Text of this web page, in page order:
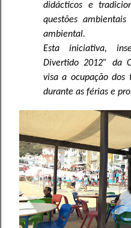
didácticos e
questões
ambiental.
Esta iniciativa,
Divertido 2012” da
visa a ocupação dos
durante as férias e